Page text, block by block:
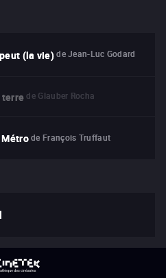
(la vie) de Jean-Luc Godard
terre de Glauber Rocha
de François Truffaut